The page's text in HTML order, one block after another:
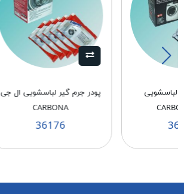
لباسشویی
پودر جرم گیر لباسشویی ال جی
CARBONA
36176